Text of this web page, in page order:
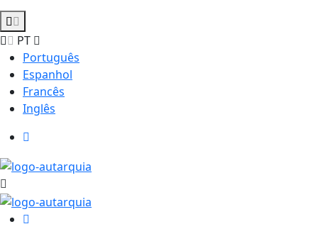
PT
Português
Espanhol
Francês
Inglês